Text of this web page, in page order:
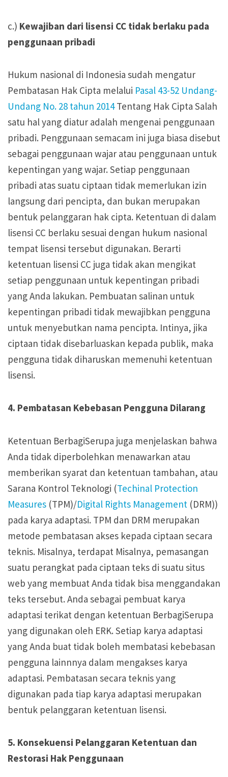
c.) Kewajiban dari lisensi CC tidak berlaku pada
penggunaan pribadi
Hukum nasional di Indonesia sudah mengatur
Pembatasan Hak Cipta melalui Pasal 43-52 Undang-
Undang No. 28 tahun 2014Tentang Hak Cipta Salah
satu hal yang diatur adalah mengenai penggunaan
pribadi. Penggunaan semacam ini juga biasa disebut
sebagai penggunaan wajar atau penggunaan untuk
kepentingan yang wajar. Setiap penggunaan
pribadi atas suatu ciptaan tidak memerlukan izin
langsung dari pencipta, dan bukan merupakan
bentuk pelanggaran hak cipta. Ketentuan di dalam
lisensi CC berlaku sesuai dengan hukum nasional
tempat lisensi tersebut digunakan. Berarti
ketentuan lisensi CC juga tidak akan mengikat
setiap penggunaan untuk kepentingan pribadi
yang Anda lakukan. Pembuatan salinan untuk
kepentingan pribadi tidak mewajibkan pengguna
untuk menyebutkan nama pencipta. Intinya, jika
ciptaan tidak disebarluaskan kepada publik, maka
pengguna tidak diharuskan memenuhi ketentuan
lisensi.
4. Pembatasan Kebebasan Pengguna Dilarang
Ketentuan BerbagiSerupa juga menjelaskan bahwa
Anda tidak diperbolehkan menawarkan atau
memberikan syarat dan ketentuan tambahan, atau
Sarana Kontrol Teknologi (Techinal Protection
Measures (TPM)/Digital Rights Management (DRM))
pada karya adaptasi. TPM dan DRM merupakan
metode pembatasan akses kepada ciptaan secara
teknis. Misalnya, terdapat Misalnya, pemasangan
suatu perangkat pada ciptaan teks di suatu situs
web yang membuat Anda tidak bisa menggandakan
teks tersebut. Anda sebagai pembuat karya
adaptasi terikat dengan ketentuan BerbagiSerupa
yang digunakan oleh ERK. Setiap karya adaptasi
yang Anda buat tidak boleh membatasi kebebasan
pengguna lainnnya dalam mengakses karya
adaptasi. Pembatasan secara teknis yang
digunakan pada tiap karya adaptasi merupakan
bentuk pelanggaran ketentuan lisensi.
5. Konsekuensi Pelanggaran Ketentuan dan
Restorasi Hak Penggunaan